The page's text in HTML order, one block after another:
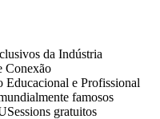
da Indústria
Conexão
Educacional e Profissional
famosos
gratuitos